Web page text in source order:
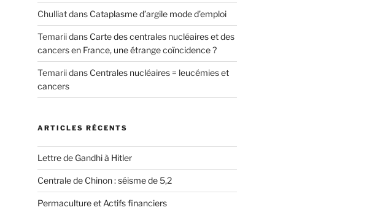
Chulliatdans Cataplasme d’argile mode d’emploi
Temariidans Carte des centrales nucléaires et des
cancers en France, une étrange coïncidence ?
Temariidans Centrales nucléaires = leucémies et
cancers
ARTICLES RÉCENTS
Lettre de Gandhi à Hitler
Centrale de Chinon : séisme de 5,2
Permaculture et Actifs financiers